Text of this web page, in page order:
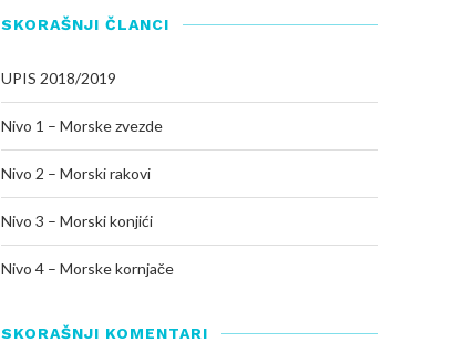
SKORAŠNJI ČLANCI
UPIS 2018/2019
Nivo 1 – Morske zvezde
Nivo 2 – Morski rakovi
Nivo 3 – Morski konjići
Nivo 4 – Morske kornjače
SKORAŠNJI KOMENTARI